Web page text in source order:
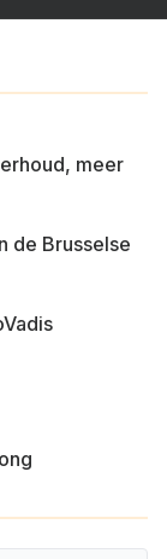
meer
de Brusselse